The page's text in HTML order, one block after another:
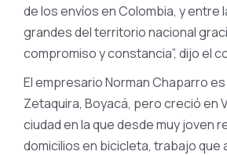
de los envíos en Colombia, y entre
grandes del territorio nacional
compromiso y constancia”, dijo el
El empresario Norman Chaparro
Zetaquira, Boyacá, pero creció en
ciudad en la que desde muy joven
domicilios en bicicleta, trabajo que